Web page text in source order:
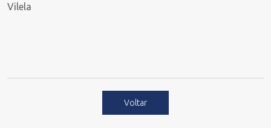
Vilela
Voltar